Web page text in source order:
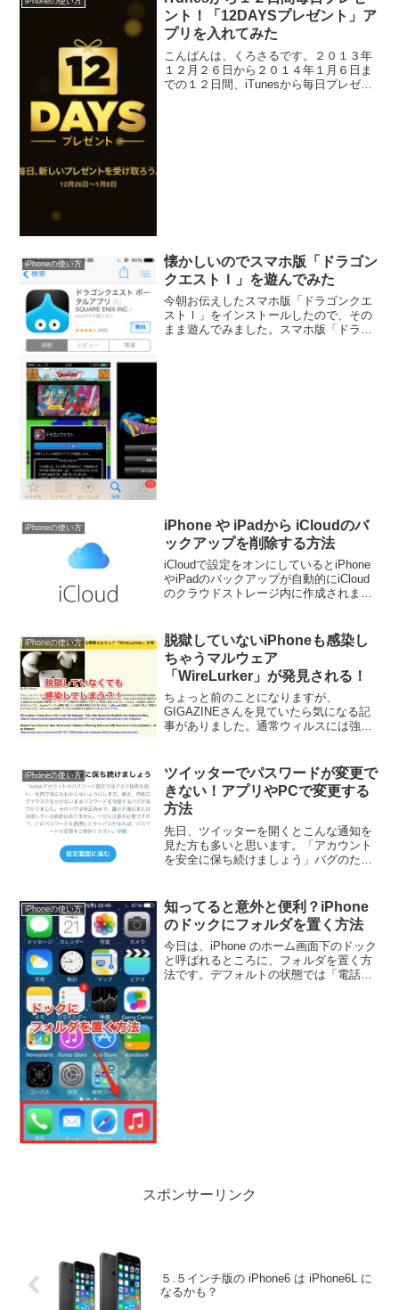
ント！「12DAYSプレゼント」ア
プリを入れてみた
こんばんは、くろさるです。２０１３年
１２月２６日から２０１４年１月６日ま
での１２日間、iTunesから毎日プレゼン
iPhoneの使い方
懐かしいのでスマホ版「ドラゴン
クエストＩ」を遊んでみた
今朝お伝えしたスマホ版「ドラゴンクエ
ストＩ」をインストールしたので、その
まま遊んでみました。スマホ版「ドラゴ
iPhoneの使い方
iPhone や iPadから iCloudのバ
ックアップを削除する方法
iCloudで設定をオンにしているとiPhone
やiPadのバックアップが自動的にiCloud
のクラウドストレージ内に作成されま
り、何度も初期化して新しいiPhoneと
し...
iPhoneの使い方
脱獄していないiPhoneも感染し
ちゃうマルウェア
「WireLurker」が発見される！
ちょっと前のことになりますが、
GIGAZINEさんを見ていたら気になる記
事がありました。通常ウィルスには強い
「WireLurker」というマルウェアがある
そうなんです。
iPhoneの使い方
ツイッターでパスワードが変更で
きない！アプリやPCで変更する
方法
先日、ツイッターを開くとこんな通知を
見た方も多いと思います。「アカウント
を安全に保ち続けましょう」バグのため
パスワードを変更しておいたほうがいい
と思います。ツイッターの...
iPhoneの使い方
知ってると意外と便利？iPhone
のドックにフォルダを置く方法
今日は、iPhone のホーム画面下のドック
と呼ばれるところに、フォルダを置く方
法です。デフォルトの状態では「電話」
スポンサーリンク
５.５インチ版の iPhone6 は iPhone6L に
なるかも？